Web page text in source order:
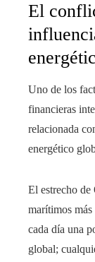
El
Uno de los
financieras
relacionada
energético
El estrecho de
marítimos
cada día una
global;